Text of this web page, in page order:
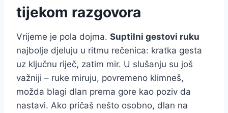
tijekom razgovora
Vrijeme je pola dojma. Suptilni gestovi ruku
najbolje djeluju u ritmu rečenica: kratka gesta
uz ključnu riječ, zatim mir. U slušanju su još
važniji – ruke miruju, povremeno klimneš,
možda blagi dlan prema gore kao poziv da
nastavi. Ako pričaš nešto osobno, dlan na